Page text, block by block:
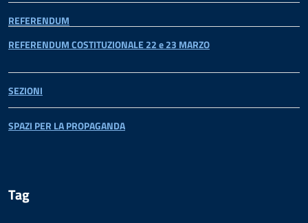
REFERENDUM
REFERENDUM COSTITUZIONALE 22 e 23 MARZO
SEZIONI
SPAZI PER LA PROPAGANDA
Tag